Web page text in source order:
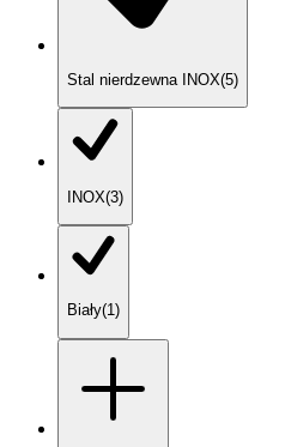
Stal nierdzewna INOX(5)
INOX(3)
Biały(1)